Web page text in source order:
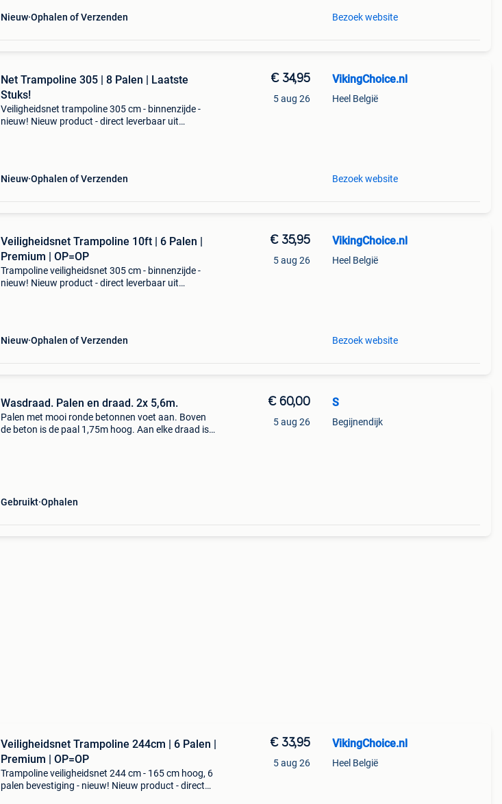
Nieuw Ophalen of Verzenden Bezoek website
Net Trampoline 305 | 8 Palen | Laatste
Stuks!
Veiligheidsnet trampoline 305 cm - binnenzijde -
nieuw! Nieuw product - direct leverbaar uit
Nieuw Ophalen of Verzenden
€ 34,95
5 aug 26
VikingChoice.nl
Heel België
Bezoek website
Veiligheidsnet Trampoline 10ft | 6 Palen |
Premium | OP=OP
Trampoline veiligheidsnet 305 cm - binnenzijde -
nieuw! Nieuw product - direct leverbaar uit
Nieuw Ophalen of Verzenden
€ 35,95
5 aug 26
VikingChoice.nl
Heel België
Bezoek website
Wasdraad. Palen en draad. 2x 5,6m.
Palen met mooi ronde betonnen voet aan. Boven
de beton is de paal 1,75m hoog. Aan elke draad is
Gebruikt Ophalen
€ 60,00
5 aug 26
S
Begijnendijk
Veiligheidsnet Trampoline 244cm | 6 Palen |
Premium | OP=OP
Trampoline veiligheidsnet 244 cm - 165 cm hoog, 6
palen bevestiging - nieuw! Nieuw product - direct
€ 33,95
5 aug 26
VikingChoice.nl
Heel België